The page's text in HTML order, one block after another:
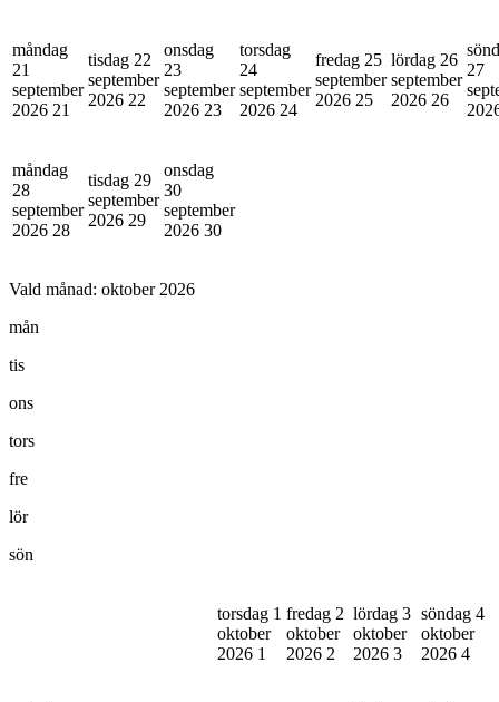
måndag
21
september
2026 21
tisdag 22
september
2026 22
onsdag
23
september
2026 23
torsdag
24
september
2026 24
fredag 25
september
2026 25
lördag 26
september
2026 26
27
måndag
28
september
2026 28
tisdag 29
september
2026 29
onsdag
30
september
2026 30
Vald månad: oktober 2026
mån
tis
ons
tors
fre
lör
sön
torsdag 1
oktober
2026 1
fredag 2
oktober
2026 2
lördag 3
oktober
2026 3
söndag 4
oktober
2026 4